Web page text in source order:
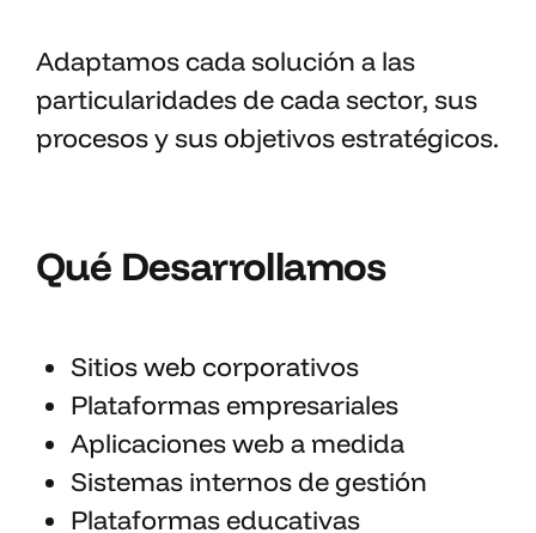
Adaptamos cada solución a las
particularidades de cada sector, sus
procesos y sus objetivos estratégicos.
Qué Desarrollamos
Sitios web corporativos
Plataformas empresariales
Aplicaciones web a medida
Sistemas internos de gestión
Plataformas educativas